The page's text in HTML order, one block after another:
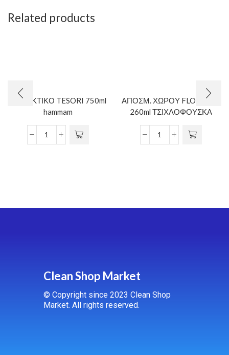
Related products
ΜΑΛΑΚΤΙΚΟ TESORI 750ml
hammam
ΑΠΟΣΜ. ΧΩΡΟΥ FLORENCE
260ml ΤΣΙΧΛΟΦΟΥΣΚΑ
Clean Shop Market
© Copyright since 2023 Clean Shop
Market. All rights reserved.